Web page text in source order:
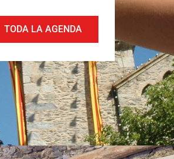
TODA LA AGENDA